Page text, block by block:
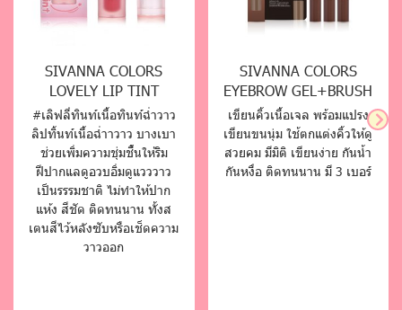
SIVANNA COLORS
LOVELY LIP TINT
#เลิฟลี่ทินท์เนื้อทินท์ฉ่ำวาว
ลิปทิ้นท์เนื้อฉ่ำาวาว บางเบา
ช่วยเพิ่มความชุ่มชื้นให้ริม
ฝีปากแลดูอวบอิ่มดูแวววาว
เป็นรรรมชาติ ไม่ทำให้ปาก
แห้ง สีชัด ติดทนนาน ทั้งส
เตนสีไว้หลังซับหรือเช็ดความ
วาวออก
SIVANNA COLORS
EYEBROW GEL+BRUSH
เขียนคิ้วเนื้อเจล พร้อมแปรง
เขียนขนนุ่ม ใช้ตกแต่งคิ้วให้ดู
สวยคม มีมิติ เขียนง่าย กันน้ำ
กันหงื่อ ติดทนนาน มี 3 เบอร์